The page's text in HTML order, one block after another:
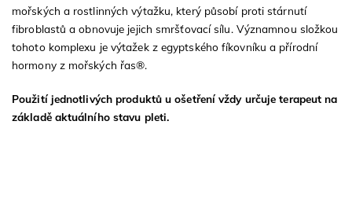
mořských a rostlinných výtažku, který působí proti stárnutí
fibroblastů a obnovuje jejich smršťovací sílu. Významnou složkou
tohoto komplexu je výtažek z egyptského fíkovníku a přírodní
hormony z mořských řas®.
Použití jednotlivých produktů u ošetření vždy určuje terapeut na
základě aktuálního stavu pleti.